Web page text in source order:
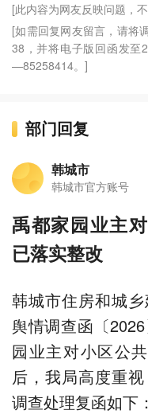
[此内容为网友反映问题，
[如需回复网友留言，请将
38，并将电子版回函发至
—85258414。]
部门回复
韩城市
韩城市官方账号
禹都家园业主
已落实整改
韩城市住房和城
舆情调查函〔
园业主对小区公
后，我局高度重
调查处理复函如下：